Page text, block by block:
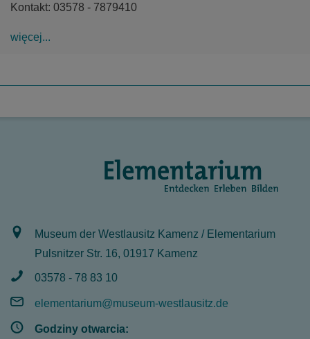
Kontakt: 03578 - 7879410
więcej...
Museum der Westlausitz Kamenz / Elementarium
Pulsnitzer Str. 16, 01917 Kamenz
03578 - 78 83 10
elementarium@museum-westlausitz.de
Godziny otwarcia: